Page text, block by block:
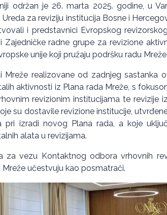
održan je 26. marta 2025. godine, u
za reviziju institucija Bosne i
i predstavnici Evropskog
radne grupe za revizione
unije koji pružaju podršku radu Mreže.
Mreže realizovane od zadnjeg sastanka
aktivnosti iz Plana rada Mreže, s
revizionim institucijama te revizije
su dostavile revizione institucije,
izradi novog Plana rada, a koje
alata u revizijama.
za vezu Kontaktnog odbora vrhovnih
učestvuju kao posmatrači.